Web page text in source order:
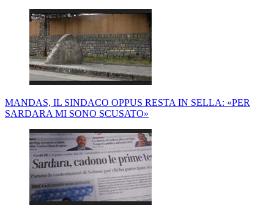
MANDAS, IL SINDACO OPPUS RESTA IN SELLA: «PER
SARDARA MI SONO SCUSATO»